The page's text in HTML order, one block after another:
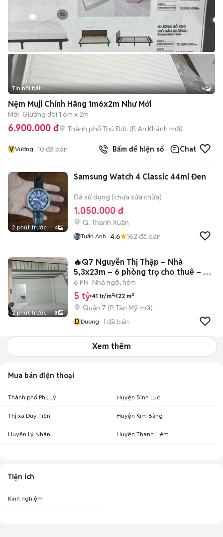
Tin nổi bật 5
Nệm Muji Chính Hãng 1m6x2m Như Mới
Mới Giường đôi 1.6m x 2m
6.900.000 đ Thành phố Thủ Đức (P. An Khánh mới)
VVương 10 đã bán Bấm để hiện số Chat
2 phút trước 4
Samsung Watch 4 Classic 44ml Đen
Đã sử dụng (chưa sửa chữa)
1.050.000 đ
Q. Thanh Xuân
Tuấn Anh 4.6 162 đã bán
2 phút trước 8
🔥Q7 Nguyễn Thị Thập – Nhà
5,3x23m – 6 phòng trọ cho thuê – Chỉ
5 tỷ TL
6 PN Nhà ngõ, hẻm
5 tỷ 41 tr/m² 122 m²
Quận 7 (P. Tân Mỹ mới)
DDuong 1 đã bán
Xem thêm
Mua bán điện thoại
Thành phố Phủ Lý Huyện Bình Lục
Thị xã Duy Tiên Huyện Kim Bảng
Huyện Lý Nhân Huyện Thanh Liêm
Tiện ích
Kinh nghiệm